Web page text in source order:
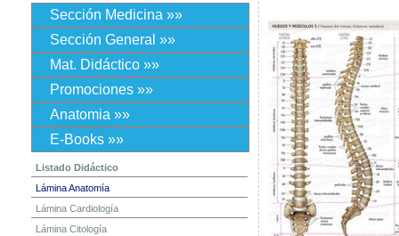
Sección Medicina »»
Sección General »»
Mat. Didáctico »»
Promociones »»
Anatomia »»
E-Books »»
Listado Didáctico
Lámina Anatomía
Lámina Cardiología
Lámina Citología